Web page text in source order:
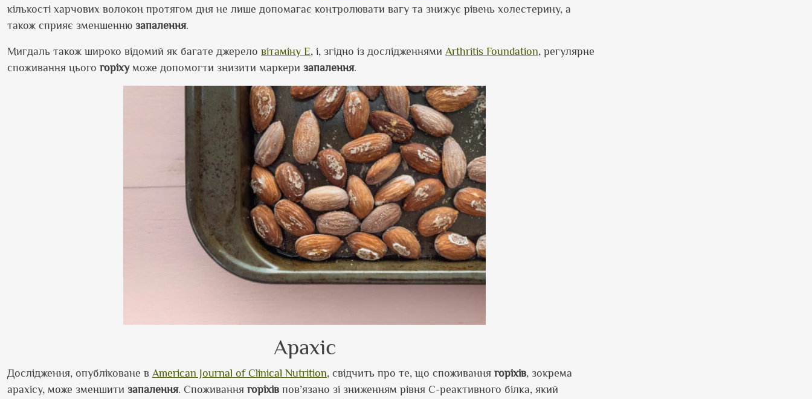
кількості харчових волокон протягом дня не лише допомагає контролювати вагу та знижує рівень холестерину, а
також сприяє зменшенню запалення.
Мигдаль також широко відомий як багате джерело вітаміну E, і, згідно із дослідженнями Arthritis Foundation, регулярне
споживання цього горіхуможе допомогти знизити маркери запалення.
Арахіс
Дослідження, опубліковане в American Journal of Clinical Nutrition, свідчить про те, що споживання горіхів, зокрема
арахісу, може зменшити запалення. Споживання горіхів пов’язано зі зниженням рівня С-реактивного білка, який